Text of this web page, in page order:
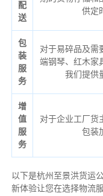
配
送
供定
包
装
服
务
对于易碎品及需
端钢琴、红木家
我们提供
增
值
服
务
对于企业工厂货
包装
以下是杭州至景洪货运
新体验让您在选择物流